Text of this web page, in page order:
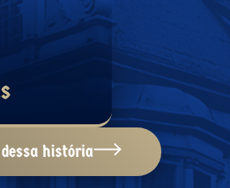
Munique
história